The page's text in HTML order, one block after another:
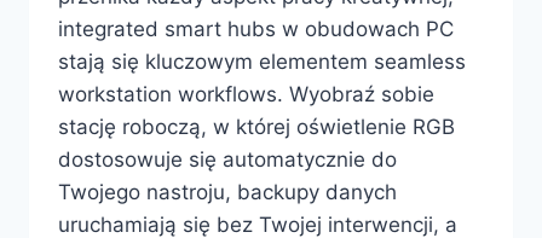
integrated smart hubs w obudowach PC
stają się kluczowym elementem seamless
workstation workflows. Wyobraź sobie
stację roboczą, w której oświetlenie RGB
dostosowuje się automatycznie do
Twojego nastroju, backupy danych
uruchamiają się bez Twojej interwencji, a